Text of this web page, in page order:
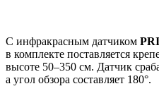
С инфракрасным датчиком
в комплекте поставляется
высоте 50–350 см. Датчик
а угол обзора составляет 180°.